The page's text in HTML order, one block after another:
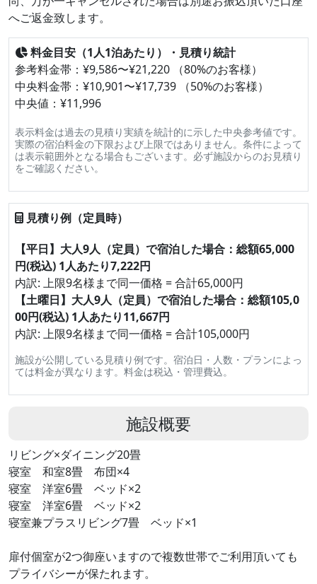
へご返金致します。
料金目安（1人1泊あたり）・見積り統計
参考料金帯：¥9,586〜¥21,220 （80%のお客様）
中央料金帯：¥10,901〜¥17,739 （50%のお客様）
中央値：¥11,996
表示料金は過去の見積り実績を統計的に示した中央参考値です。
実際の宿泊料金の下限および上限ではありません。条件によって
は表示範囲外となる場合もございます。必ず施設からのお見積り
をご確認ください。
見積り例（定員時）
【平日】大人9人（定員）で宿泊した場合：総額65,000
円(税込) 1人あたり7,222円
内訳: 上限9名様まで同一価格 = 合計65,000円
【土曜日】大人9人（定員）で宿泊した場合：総額105,0
00円(税込) 1人あたり11,667円
内訳: 上限9名様まで同一価格 = 合計105,000円
施設が公開している見積り例です。宿泊日・人数・プランによっ
ては料金が異なります。料金は税込・管理費込。
施設概要
リビング×ダイニング20畳
寝室 和室8畳 布団×4
寝室 洋室6畳 ベッド×2
寝室 洋室6畳 ベッド×2
寝室兼プラスリビング7畳 ベッド×1
扉付個室が2つ御座いますので複数世帯でご利用頂いても
プライバシーが保たれます。